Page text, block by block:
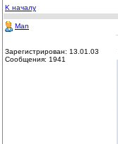
K началу
Man
Зарегистрирован: 13.01.03
Сообщения: 1941